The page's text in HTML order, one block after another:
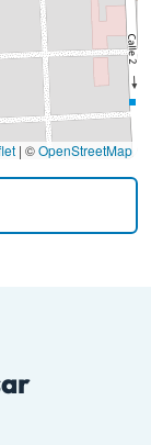
| ©OpenStreetMap